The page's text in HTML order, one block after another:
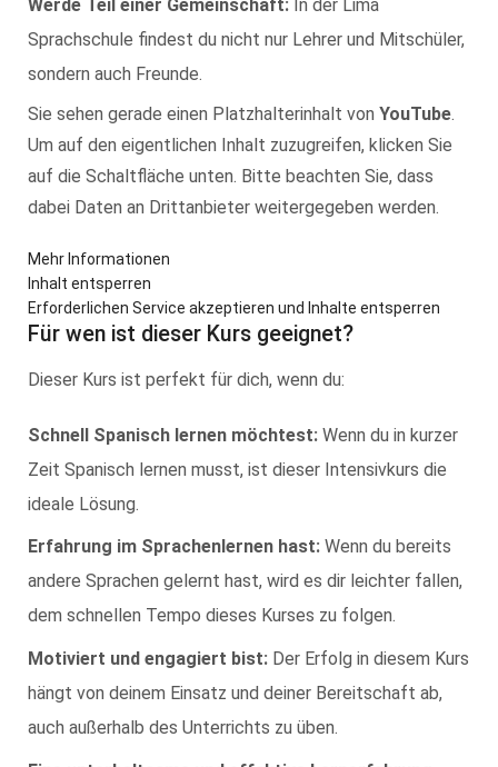
Werde Teil einer Gemeinschaft: In der Lima
Sprachschule findest du nicht nur Lehrer und Mitschüler,
sondern auch Freunde.
Sie sehen gerade einen Platzhalterinhalt von YouTube.
Um auf den eigentlichen Inhalt zuzugreifen, klicken Sie
auf die Schaltfläche unten. Bitte beachten Sie, dass
dabei Daten an Drittanbieter weitergegeben werden.
Mehr Informationen
Inhalt entsperren
Erforderlichen Service akzeptieren und Inhalte entsperren
Für wen ist dieser Kurs geeignet?
Dieser Kurs ist perfekt für dich, wenn du:
Schnell Spanisch lernen möchtest: Wenn du in kurzer
Zeit Spanisch lernen musst, ist dieser Intensivkurs die
ideale Lösung.
Erfahrung im Sprachenlernen hast: Wenn du bereits
andere Sprachen gelernt hast, wird es dir leichter fallen,
dem schnellen Tempo dieses Kurses zu folgen.
Motiviert und engagiert bist: Der Erfolg in diesem Kurs
hängt von deinem Einsatz und deiner Bereitschaft ab,
auch außerhalb des Unterrichts zu üben.